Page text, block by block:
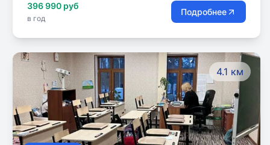
396 990 руб
в год
Подробнее
4.1 км